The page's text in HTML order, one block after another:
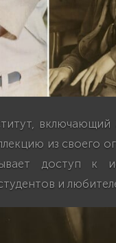
из своего
доступ к
и